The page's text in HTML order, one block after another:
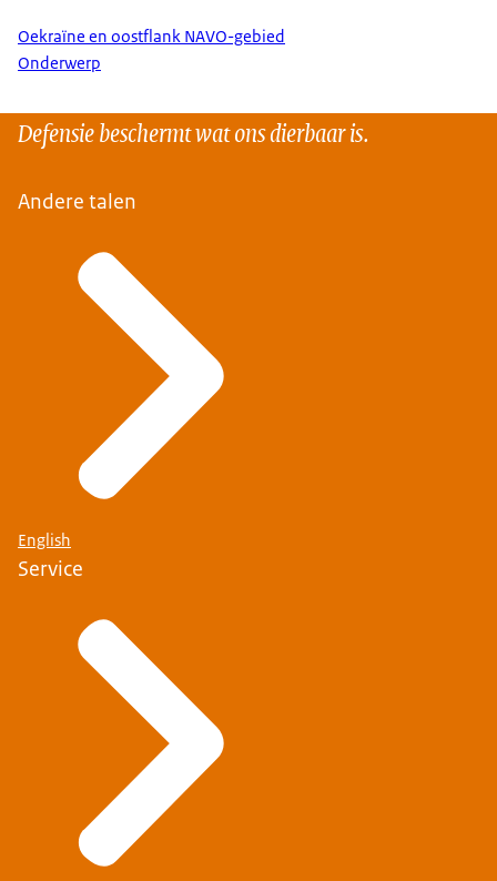
Oekraïne en oostflank NAVO-gebied
Onderwerp
Defensie beschermt wat ons dierbaar is.
Andere talen
English
Service